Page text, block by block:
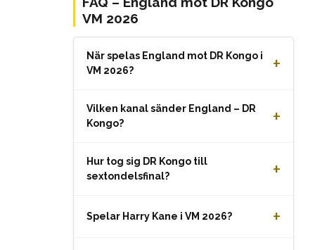
VM 2026
När spelas England mot DR Kongo i
VM 2026?
+
Vilken kanal sänder England – DR
Kongo?
+
Hur tog sig DR Kongo till
sextondelsfinal?
+
Spelar Harry Kane i VM 2026? +